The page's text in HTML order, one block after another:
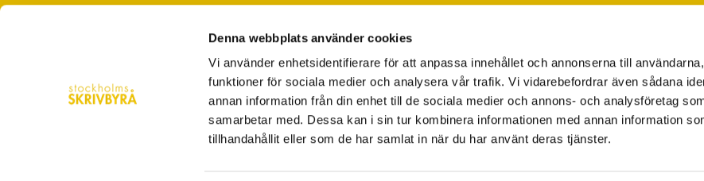
Denna webbplats använder cookies
Vi använder enhetsidentifierare för att anpassa innehållet och annonserna till
funktioner för sociala medier och analysera vår trafik. Vi vidarebefordrar även sådana
annan information från din enhet till de sociala medier och annons- och analysföretag
samarbetar med. Dessa kan i sin tur kombinera informationen med annan information
tillhandahållit eller som de har samlat in när du har använt deras tjänster.
hej@stockholmsskrivbyra.se
Västerlånggatan 28 Stockholm